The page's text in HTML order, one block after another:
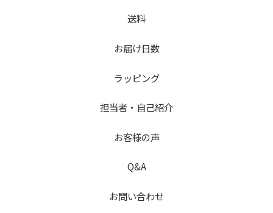
送料
お届け日数
ラッピング
担当者・自己紹介
お客様の声
Q&A
お問い合わせ